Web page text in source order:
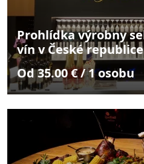
Prohlídka výrobny
vín v České
Od 35.00 € / 1 osobu